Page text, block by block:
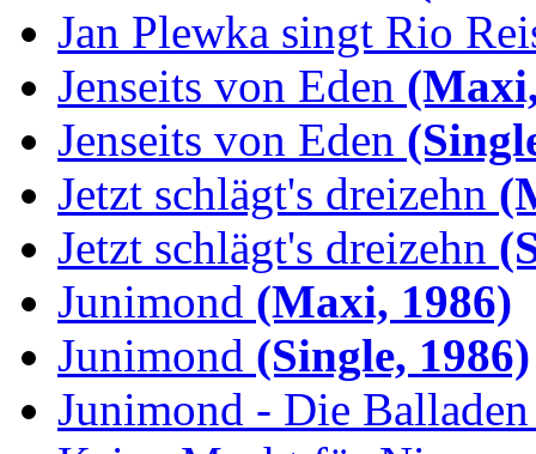
Jan Plewka singt Rio
Jenseits von Eden
Jenseits von Eden
Jetzt schlägt's dreizehn
Jetzt schlägt's dreizehn
Junimond (Maxi, 1986)
Junimond (Single, 1986)
Junimond - Die Balladen